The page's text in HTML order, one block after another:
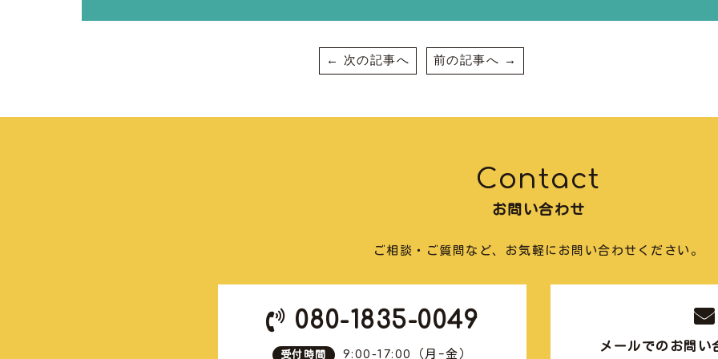
← 次の記事へ 前の記事へ →
Contact
お問い合わせ
ご相談・ご質問など、お気軽にお問い合わせください。
080-1835-0049
受付時間 9:00-17:00 （月-金）
メールでのお問い